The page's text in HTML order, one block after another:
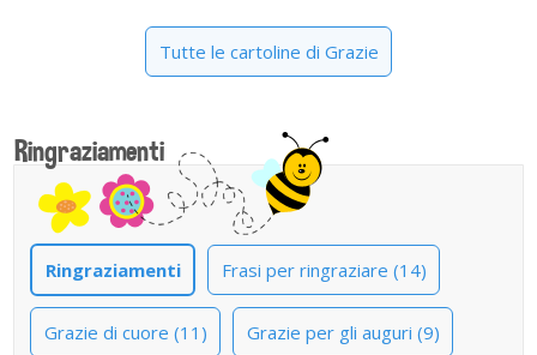
Tutte le cartoline di Grazie
Ringraziamenti
Ringraziamenti Frasi per ringraziare (14)
Grazie di cuore (11) Grazie per gli auguri (9)